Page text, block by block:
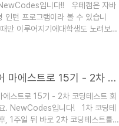
제테스트를 준비하며, 관련 정보를
는 없었습니다 ㅠㅠ 자세한 정보를
라고요 그래서 제가 찾은 정보들과 함
스트에 대해 공개할 수 있는 선에서
입니다!! 우테캠은 자바
인턴 프로그램이라 볼 수 있습니
만 이루어지기에대학생도 노려보기
다!! 지원자격도 졸업자, 재학생모두
와 약간의 Tip을 공유해보고자 합니
!)문제 수: 8문제 (알고리즘 3문제 +
제)시간: 3시간 (13:00 ~ 16:00)감
프로그래머스 + 모니토 앱)제약 조건
소프트웨어 마에스트로 15기 - 2차 코딩테스트 회고
에스트로 15기 - 2차 코딩테스트 회
. NewCodes입니다! 1차 코딩테
, 1주일 뒤 바로 2차 코딩테스트를